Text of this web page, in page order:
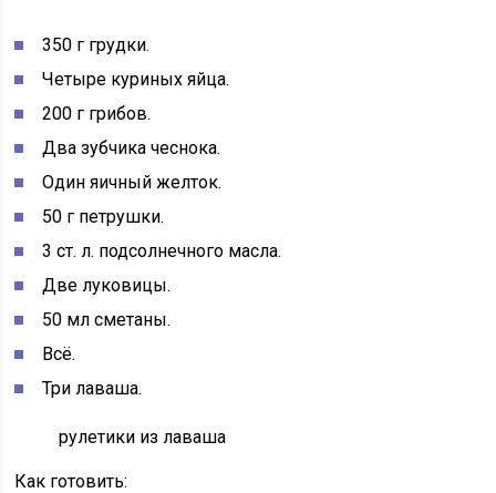
350 г грудки.
Четыре куриных яйца.
200 г грибов.
Два зубчика чеснока.
Один яичный желток.
50 г петрушки.
3 ст. л. подсолнечного масла.
Две луковицы.
50 мл сметаны.
Всё.
Три лаваша.
рулетики из лаваша
Как готовить: